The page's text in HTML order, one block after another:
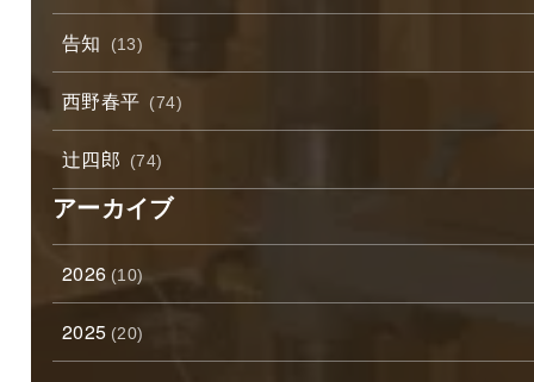
告知 (13)
西野春平 (74)
辻四郎 (74)
アーカイブ
2026 (10)
2025 (20)